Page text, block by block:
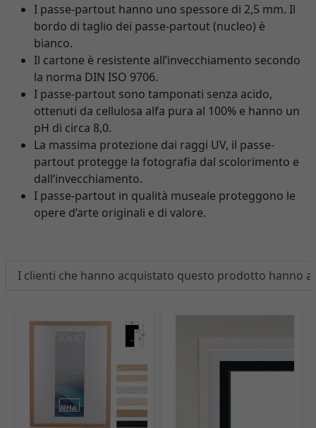
I passe-partout hanno uno spessore di 2,5 mm. Il
bordo di taglio dei passe-partout (nucleo) è
bianco.
Il cartone è resistente all’invecchiamento secondo
la norma DIN ISO 9706.
I passe-partout sono tamponati senza acido,
ottenuti da cellulosa alfa pura al 100% e hanno un
pH di circa 8,0.
La massima protezione dai raggi UV, il passe-
partout protegge la fotografia dal scolorimento e
dall’invecchiamento.
I passe-partout in qualità museale proteggono le
opere d’arte originali e di valore.
I clienti che hanno acquistato questo prodotto hanno